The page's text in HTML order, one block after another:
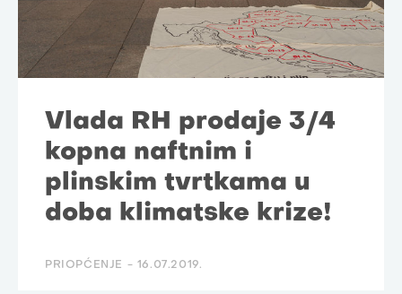
Vlada RH prodaje 3/4
kopna naftnim i
plinskim tvrtkama u
doba klimatske krize!
PRIOPĆENJE - 16.07.2019.